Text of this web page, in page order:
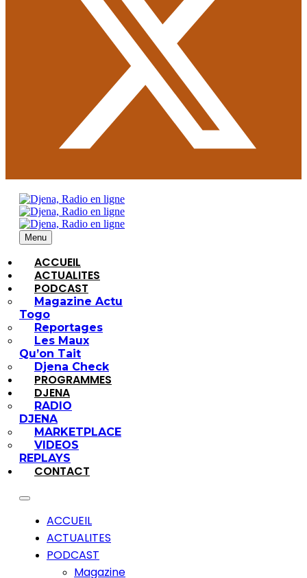
Menu
ACCUEIL
ACTUALITES
PODCAST
Magazine Actu
Togo
Reportages
Les Maux
Qu’on Tait
Djena Check
PROGRAMMES
DJENA
RADIO
DJENA
MARKETPLACE
VIDEOS
REPLAYS
CONTACT
ACCUEIL
ACTUALITES
PODCAST
Magazine